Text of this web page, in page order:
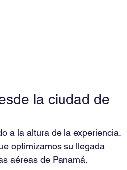
la ciudad de
a la altura de la experiencia.
optimizamos su llegada
aéreas de Panamá.